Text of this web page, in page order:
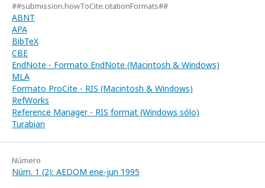
##submission.howToCite.citationFormats##
ABNT
APA
BibTeX
CBE
EndNote - Formato EndNote (Macintosh & Windows)
MLA
Formato ProCite - RIS (Macintosh & Windows)
RefWorks
Reference Manager - RIS format (Windows sólo)
Turabian
Número
Núm. 1 (2): AEDOM ene-jun 1995